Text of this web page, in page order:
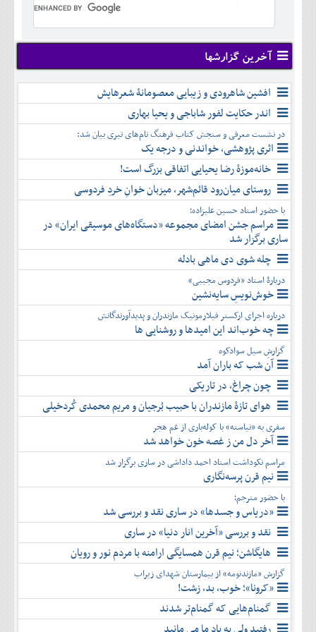
دی
بهمن
اسفند
آبان
آذر
دی
بهمن
اسفند
شهريور
مهر
آبان
آذر
دی
بهمن
اسفند
تير
مرداد
شهريور
مهر
آبان
آذر
دی
بهمن
اسفند
آخرین گزارشها
افشین شاهرودی و زیبایی معصومانۀ شعرهایش
اندر حکایت لفور شاباجی و یحیا بهاری
در نشست معرفی و سنجش کتاب فرهنگ نام‌های تبری بیان شد:
اثری پژوهشی، خواندنی و درجه یک
خانه‌موزۀ رضا یحیایی اتفاقی بزرگ است!
روستای میان‌رود قائم‌شهر، میزبان خوانِ خردِ فردوسی
با حضور استاد حسین علیزاده؛
مراسم جشن امضای مجموعه «دستگاه‌های موسیقی ایران» در
ساری برگزار شد
چله شوی دی ماهی بادله
دربارۀ استاد «فردوس مجیبی»
خوش‌نویسِ سایه‌نشین
درباره اجرای ارکستر فیلارمونیک مازندران و پدیدآورندگانش
چه خوب‌اند این امیدها و روشنایی ها
گزارشِ سیل سوادکوه
آن شب که باران آمد
چون چراغ، در تاریکی
هوای تازۀ مازندران با حبیب بُرجیان و مریم محمدی کُردخیلی
سفری به «نیاسته» با کوله‌باری از غم هجر
آخر دل من ز غصه خون خواهد شد
مراسم نکوداشت استاد احمد داداشی در ساری برگزار شد
نیم قرن پرسه‌نگاری
با حضور مترجم؛
«دریاس و جسدها» در ساری نقد و بررسی شد
نقد و بررسی «آخرین انار دنیا» در ساری
هایگاشن؛ نیم قرن همسایگی ارامنه با مردم نور و رویان
گزارش «مازندنومه» از بیمارستان شهدای زیراب
«کرونا»؛ خوب، بد، زشت!
گمنام‌هایی که گمنام‌تر شدند